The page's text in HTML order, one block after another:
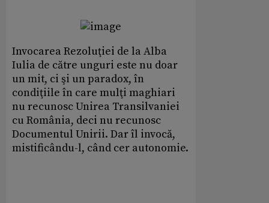
Invocarea Rezoluţiei de la Alba
Iulia de către unguri este nu doar
un mit, ci şi un paradox, în
condiţiile în care mulţi maghiari
nu recunosc Unirea Transilvaniei
cu România, deci nu recunosc
Documentul Unirii. Dar îl invocă,
mistificându-l, când cer autonomie.